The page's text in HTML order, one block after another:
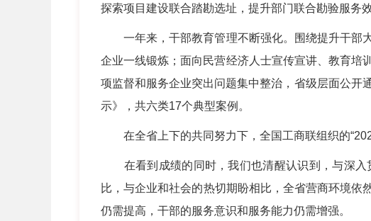
探索项目建设联合踏勘选址，提升部门联合勘验服务效
一年来，干部教育管理不断强化。围绕提升干部大
企业一线锻炼；面向民营经济人士宣传宣讲、教育培
项监督和服务企业突出问题集中整治，省级层面公开
示》，共六类17个典型案例。
在全省上下的共同努力下，全国工商联组织的
在看到成绩的同时，我们也清醒认识到，与深入
比，与企业和社会的热切期盼相比，全省营商环境
仍需提高，干部的服务意识和服务能力仍需增强。